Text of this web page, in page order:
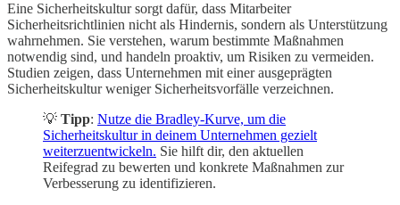
Eine Sicherheitskultur sorgt dafür, dass Mitarbeiter
Sicherheitsrichtlinien nicht als Hindernis, sondern als Unterstützung
wahrnehmen. Sie verstehen, warum bestimmte Maßnahmen
notwendig sind, und handeln proaktiv, um Risiken zu vermeiden.
Studien zeigen, dass Unternehmen mit einer ausgeprägten
Sicherheitskultur weniger Sicherheitsvorfälle verzeichnen.
💡 Tipp: Nutze die Bradley-Kurve, um die
Sicherheitskultur in deinem Unternehmen gezielt
weiterzuentwickeln. Sie hilft dir, den aktuellen
Reifegrad zu bewerten und konkrete Maßnahmen zur
Verbesserung zu identifizieren.